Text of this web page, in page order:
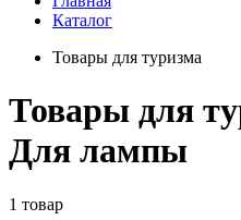
Каталог
Товары для туризма
Товары для
Для лампы
1 товар